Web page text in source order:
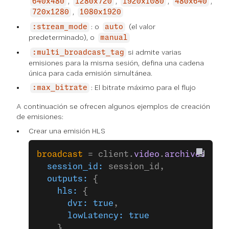
640x480 1280x720 1920x1080 480x640
720x1280 , 1080x1920
:stream_mode : o auto
(el valor
predeterminado), o
manual
:multi_broadcast_tag
si admite varias
emisiones para la misma sesión, defina una cadena
única para cada emisión simultánea.
:max_bitrate : El bitrate máximo para el flujo
A continuación se ofrecen algunos ejemplos de creación
de emisiones:
Crear una emisión HLS
broadcast = client. video . archives
  session_id:
session_id,
  outputs:
{
    hls:
{
      dvr:
true ,
      lowLatency:
true